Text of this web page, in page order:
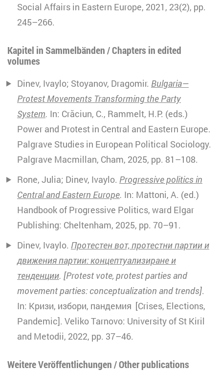
Social Affairs in Eastern Europe, 2021, 23(2), pp.
245–266.
Kapitel in Sammelbänden / Chapters in edited
volumes
Dinev, Ivaylo; Stoyanov, Dragomir. Bulgaria—
Protest Movements Transforming the Party
System. In: Crăciun, C., Rammelt, H.P. (eds.)
Power and Protest in Central and Eastern Europe.
Palgrave Studies in European Political Sociology.
Palgrave Macmillan, Cham, 2025, pp. 81–108.
Rone, Julia; Dinev, Ivaylo. Progressive politics in
Central and Eastern Europe. In: Mattoni, A. (ed.)
Handbook of Progressive Politics, ward Elgar
Publishing: Cheltenham, 2025, pp. 70–91.
Dinev, Ivaylo. Протестен вот, протестни партии и
движения партии: концептуализиране и
тенденции. [Protest vote, protest parties and
movement parties: conceptualization and trends].
In: Кризи, избори, пандемия [Crises, Elections,
Pandemic]. Veliko Tarnovo: University of St Kiril
and Metodii, 2022, pp. 37–46.
Weitere Veröffentlichungen / Other publications